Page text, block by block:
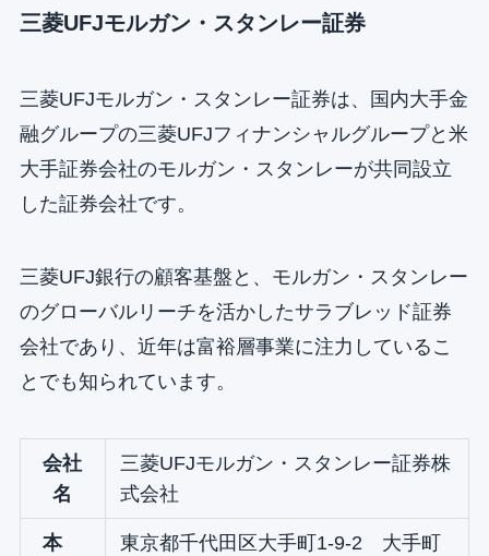
三菱UFJモルガン・スタンレー証券
三菱UFJモルガン・スタンレー証券は、国内大手金
融グループの三菱UFJフィナンシャルグループと米
大手証券会社のモルガン・スタンレーが共同設立
した証券会社です。
三菱UFJ銀行の顧客基盤と、モルガン・スタンレー
のグローバルリーチを活かしたサラブレッド証券
会社であり、近年は富裕層事業に注力しているこ
とでも知られています。
会社
名
三菱UFJモルガン・スタンレー証券株
式会社
本
東京都千代田区大手町1-9-2 大手町